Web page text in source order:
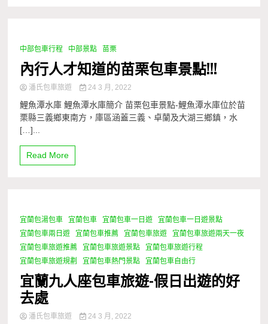
1 Minute
中部包車行程 中部景點 苗栗
內行人才知道的苗栗包車景點!!!
潘氏包車旅遊 24 3 月, 2022
鯉魚潭水庫 鯉魚潭水庫簡介 苗栗包車景點-鯉魚潭水庫位於苗
栗縣三義鄉東南方，庫區涵蓋三義、卓蘭及大湖三鄉鎮，水
[…]...
Read More
1 Minute
宜蘭包湯包車 宜蘭包車 宜蘭包車一日遊
宜蘭包車一日遊景點
宜蘭包車兩日遊
宜蘭包車推薦 宜蘭包車旅遊
宜蘭包車旅遊兩天一夜
宜蘭包車旅遊推薦
宜蘭包車旅遊景點
宜蘭包車旅遊行程
宜蘭包車旅遊規劃
宜蘭包車熱門景點 宜蘭包車自由行
宜蘭九人座包車旅遊-假日出遊的好
去處
潘氏包車旅遊 24 3 月, 2022